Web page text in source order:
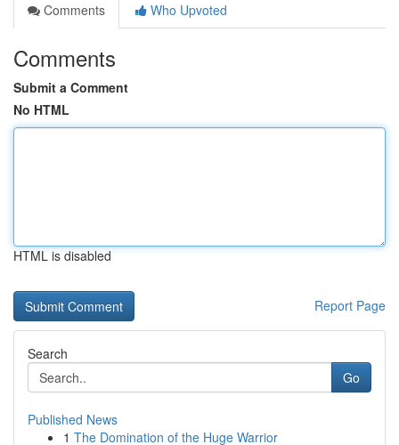
Comments
Who Upvoted
Comments
Submit a Comment
No HTML
HTML is disabled
Report Page
Search
Go
Published News
1 The Domination of the Huge Warrior